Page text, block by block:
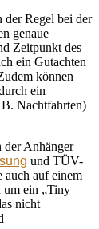
der Regel bei der
genaue
Zeitpunkt des
ein Gutachten
können
ein
Nachtfahrten)
der Anhänger
und TÜV-
auf einem
um ein „Tiny
nicht